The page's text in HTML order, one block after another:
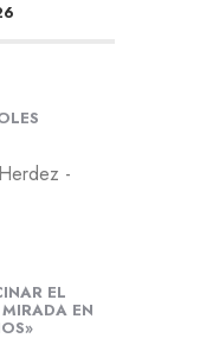
-
EL
EN